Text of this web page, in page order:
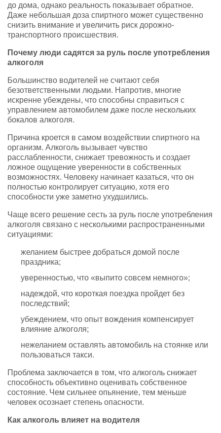
до дома, однако реальность показывает обратное.
Даже небольшая доза спиртного может существенно
снизить внимание и увеличить риск дорожно-
транспортного происшествия.
Почему люди садятся за руль после употребления
алкоголя
Большинство водителей не считают себя
безответственными людьми. Напротив, многие
искренне убеждены, что способны справиться с
управлением автомобилем даже после нескольких
бокалов алкоголя.
Причина кроется в самом воздействии спиртного на
организм. Алкоголь вызывает чувство
расслабленности, снижает тревожность и создает
ложное ощущение уверенности в собственных
возможностях. Человеку начинает казаться, что он
полностью контролирует ситуацию, хотя его
способности уже заметно ухудшились.
Чаще всего решение сесть за руль после употребления
алкоголя связано с несколькими распространенными
ситуациями:
желанием быстрее добраться домой после
праздника;
уверенностью, что «выпито совсем немного»;
надеждой, что короткая поездка пройдет без
последствий;
убеждением, что опыт вождения компенсирует
влияние алкоголя;
нежеланием оставлять автомобиль на стоянке или
пользоваться такси.
Проблема заключается в том, что алкоголь снижает
способность объективно оценивать собственное
состояние. Чем сильнее опьянение, тем меньше
человек осознает степень опасности.
Как алкоголь влияет на водителя